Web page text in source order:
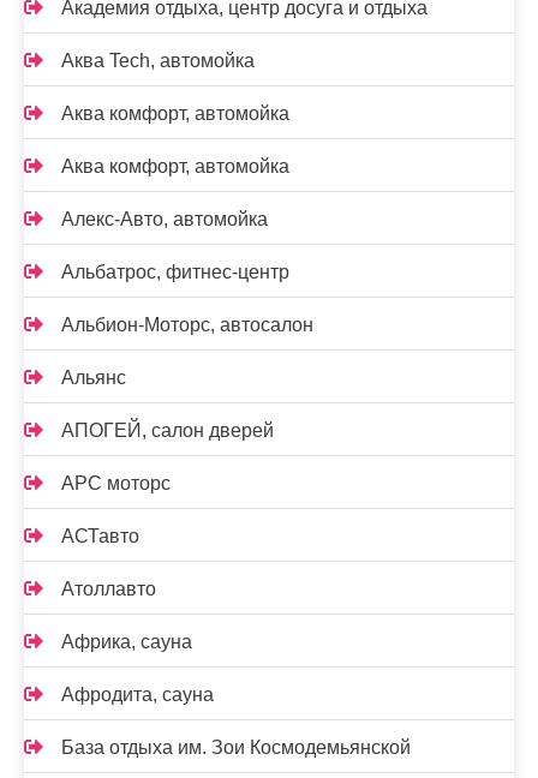
Академия отдыха, центр досуга и отдыха
Аква Tech, автомойка
Аква комфорт, автомойка
Аква комфорт, автомойка
Алекс-Авто, автомойка
Альбатрос, фитнес-центр
Альбион-Моторс, автосалон
Альянс
АПОГЕЙ, салон дверей
АРС моторс
АСТавто
Атоллавто
Африка, сауна
Афродита, сауна
База отдыха им. Зои Космодемьянской